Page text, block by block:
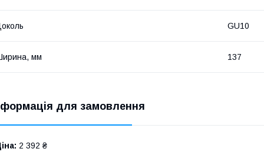
GU10
мм 137
для замовлення
2 392 ₴